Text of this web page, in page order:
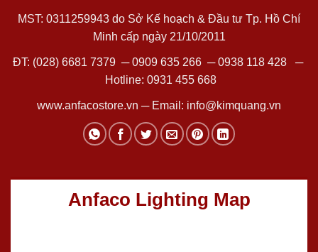
MST: 0311259943 do Sở Kế hoạch & Đầu tư Tp. Hồ Chí
Minh cấp ngày 21/10/2011
ĐT: (028) 6681 7379 ─0909 635 266─0938 118 428─
Hotline: 0931 455 668
www.anfacostore.vn ─ Email: info@kimquang.vn
Anfaco Lighting Map